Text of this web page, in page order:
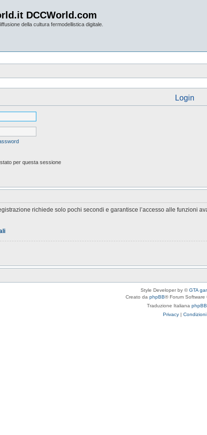
DCCWorld.com
della cultura fermodellistica digitale.
Login
per questa sessione
richiede solo pochi secondi e garantisce l’accesso alle funzioni
Style Developer by ©GTA
Creato da phpBB® Forum Software
Traduzione Italiana
Privacy | Condizioni